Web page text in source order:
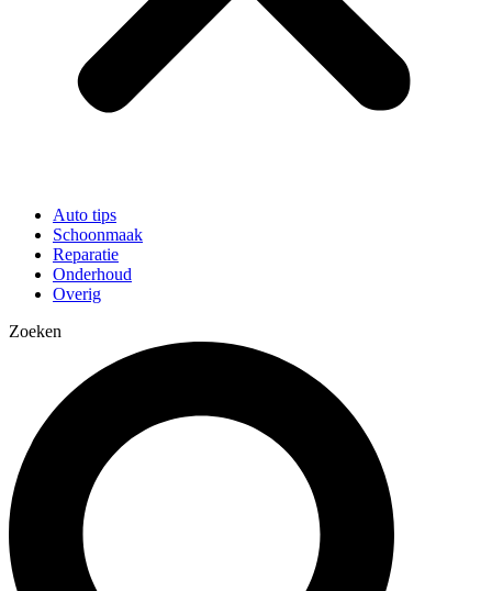
Auto tips
Schoonmaak
Reparatie
Onderhoud
Overig
Zoeken